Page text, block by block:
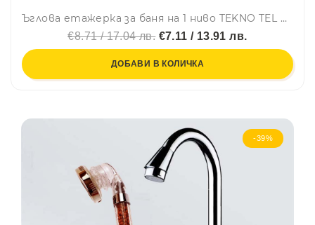
Ъглова етажерка за баня на 1 ниво TEKNO TEL BK 001, 23х23х9 см, Закрепване с дюбел, Хром
€8.71 / 17.04 лв.€7.11 / 13.91 лв.
ДОБАВИ В КОЛИЧКА
-39%